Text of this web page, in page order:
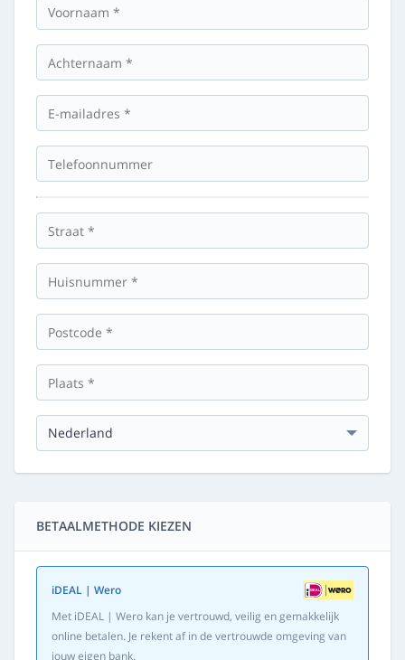
BETAALMETHODE KIEZEN
iDEAL | Wero
Met iDEAL | Wero kan je vertrouwd, veilig en gemakkelijk
online betalen. Je rekent af in de vertrouwde omgeving van
jouw eigen bank.